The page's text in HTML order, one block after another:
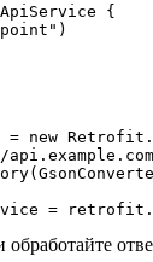
{
new